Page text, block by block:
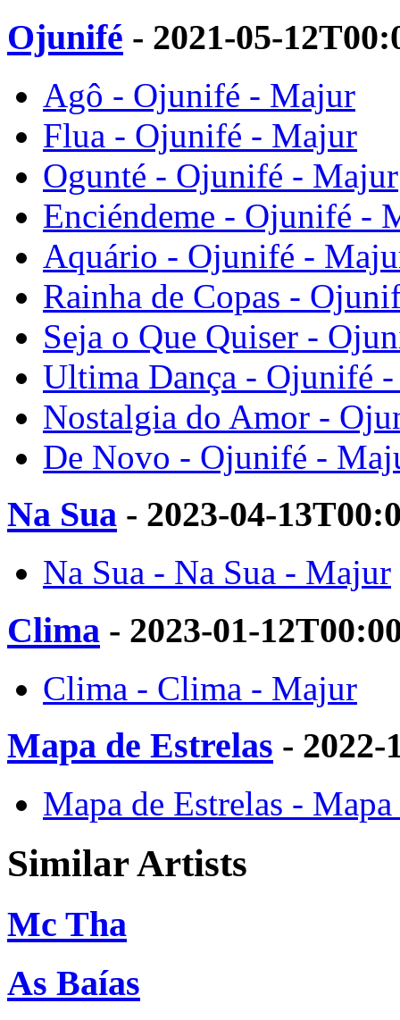
Ojunifé - 2021-05-
Agô - Ojunifé - Majur
Flua - Ojunifé - Majur
Ogunté - Ojunifé - Majur
Enciéndeme - Ojunifé -
Aquário - Ojunifé -
Rainha de Copas -
Seja o Que Quiser -
Ultima Dança - Ojunifé
Nostalgia do Amor -
De Novo - Ojunifé -
Na Sua - 2023-04-
Na Sua - Na Sua - Majur
Clima - 2023-01-
Clima - Clima - Majur
Mapa de Estrelas - 2022-
Mapa de Estrelas -
Similar Artists
Mc Tha
As Baías